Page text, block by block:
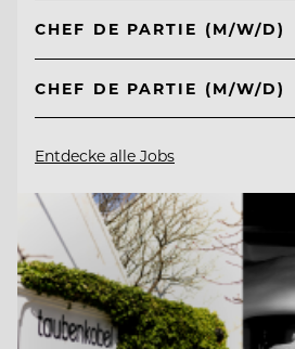
CHEF DE PARTIE (M/W/D)
CHEF DE PARTIE (M/W/D)
Entdecke alle Jobs